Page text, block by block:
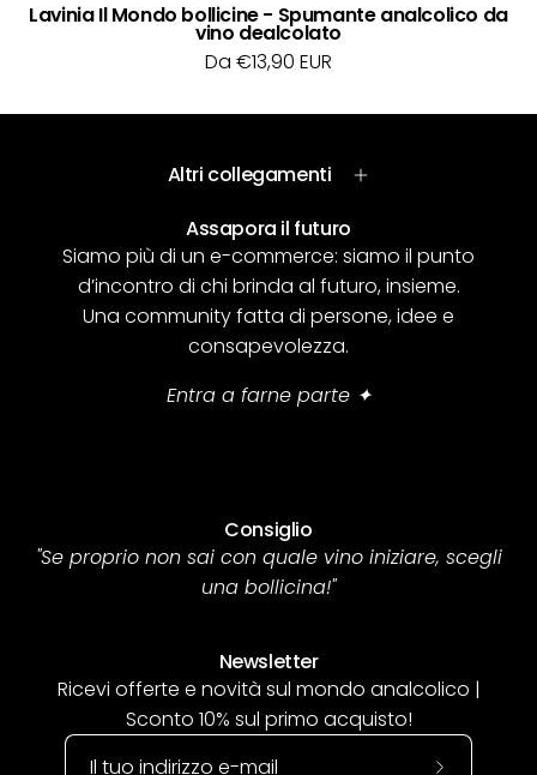
Lavinia Il Mondo bollicine - Spumante analcolico da
vino dealcolato
Da €13,90 EUR
Altri collegamenti
Assapora il futuro
Siamo più di un e-commerce: siamo il punto
d’incontro di chi brinda al futuro, insieme.
Una community fatta di persone, idee e
consapevolezza.
Entra a farne parte ✦
Consiglio
"Se proprio non sai con quale vino iniziare, scegli
una bollicina!"
Newsletter
Ricevi offerte e novità sul mondo analcolico |
Sconto 10% sul primo acquisto!